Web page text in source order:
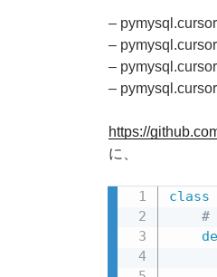
–
–
–
–
https://
に、
class
#